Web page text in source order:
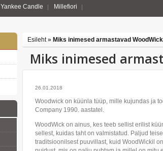
Yankee Candle Millefiori
Esileht» Miks inimesed armastavad
Miks inimesed
26.01.2018
Woodwick on küünla tüüp, mille kujundas ja
Company 1990. aastatel.
WoodWick on ainus, kes teeb sellist erilist
sellest, kuidas taht on valmistatud. Paljud
traditsioonilsest puuvillast, kuid WoodWickil